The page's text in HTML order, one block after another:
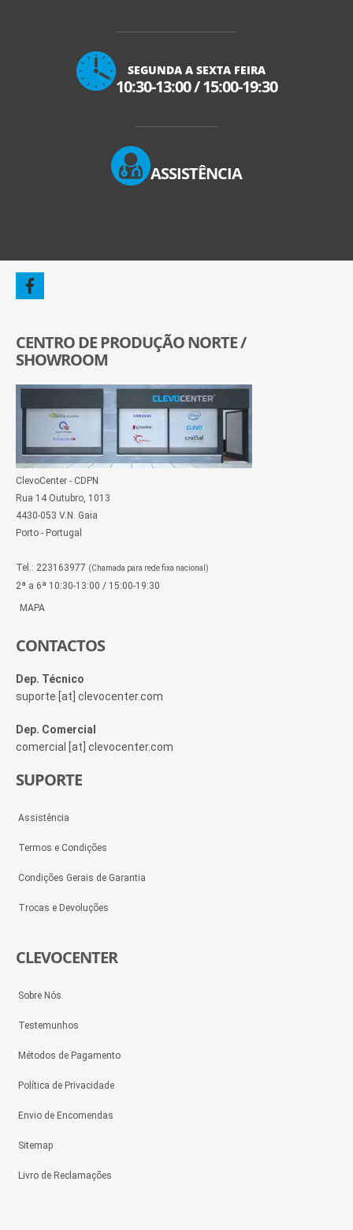
SEGUNDA A SEXTA FEIRA
10:30-13:00/15:00-19:30
ASSISTÊNCIA
CENTRO DE PRODUÇÃO NORTE /
SHOWROOM
ClevoCenter - CDPN
Rua 14 Outubro, 1013
4430-053 V.N. Gaia
Porto - Portugal
Tel.: 223163977 (Chamada para rede fixa nacional)
2ª a 6ª 10:30-13:00 / 15:00-19:30
MAPA
CONTACTOS
Dep. Técnico
suporte [at] clevocenter.com
Dep. Comercial
comercial [at] clevocenter.com
SUPORTE
Assistência
Termos e Condições
Condições Gerais de Garantia
Trocas e Devoluções
CLEVOCENTER
Sobre Nós
Testemunhos
Métodos de Pagamento
Política de Privacidade
Envio de Encomendas
Sitemap
Livro de Reclamações